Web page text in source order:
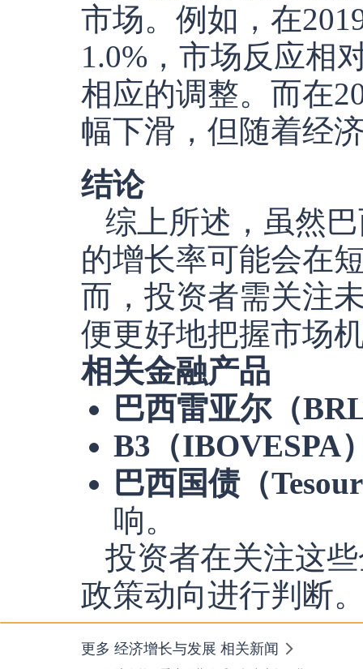
市场。例如，在
1.0%，市场反应相
相应的调整。而在
幅下滑，但随着经
结论
综上所述，虽然
的增长率可能会在
而，投资者需关注
便更好地把握市场
相关金融产品
巴西雷亚尔（
B3（IBOVESPA
巴西国债（
响。
投资者在关注这
政策动向进行判断
更多 经济增长与发展 相关新闻